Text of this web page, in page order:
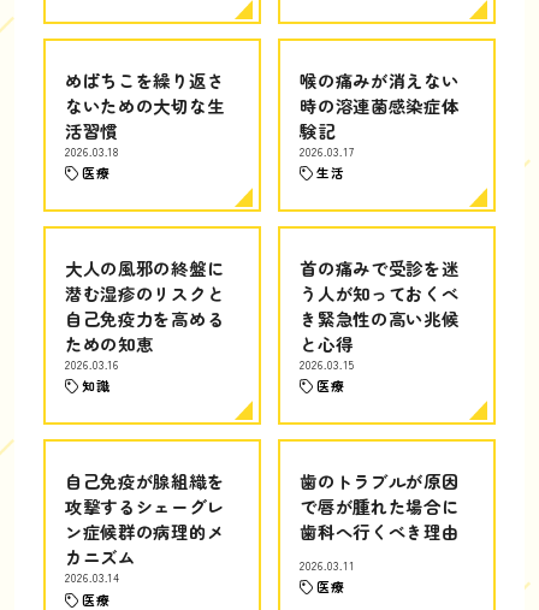
めばちこを繰り返さ
ないための大切な生
活習慣
2026.03.18
医療
喉の痛みが消えない
時の溶連菌感染症体
験記
2026.03.17
生活
大人の風邪の終盤に
潜む湿疹のリスクと
自己免疫力を高める
ための知恵
2026.03.16
知識
首の痛みで受診を迷
う人が知っておくべ
き緊急性の高い兆候
と心得
2026.03.15
医療
自己免疫が腺組織を
攻撃するシェーグレ
ン症候群の病理的メ
カニズム
2026.03.14
医療
歯のトラブルが原因
で唇が腫れた場合に
歯科へ行くべき理由
2026.03.11
医療